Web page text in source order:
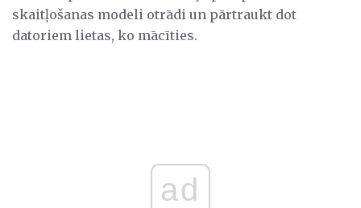
skaitļošanas modeli otrādi un pārtraukt dot
datoriem lietas, ko mācīties.
ad